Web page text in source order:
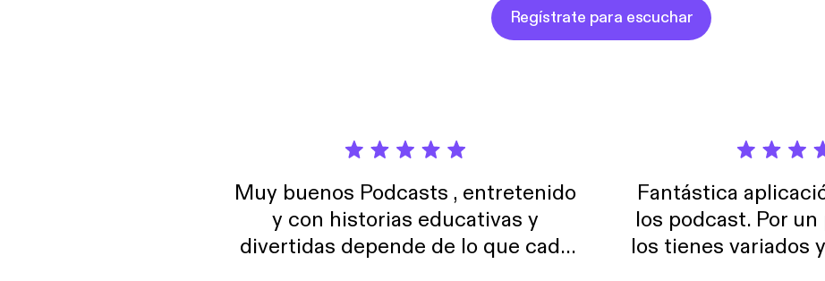
Regístrate para escuchar
Muy buenos Podcasts , entretenido
y con historias educativas y
divertidas depende de lo que cada
Fantástica
los podcast. Por
los tienes variados